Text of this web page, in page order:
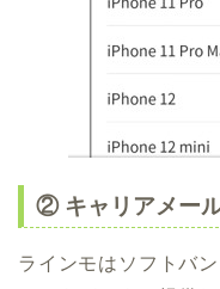
② キャリアメー
ラインモはソフトバ